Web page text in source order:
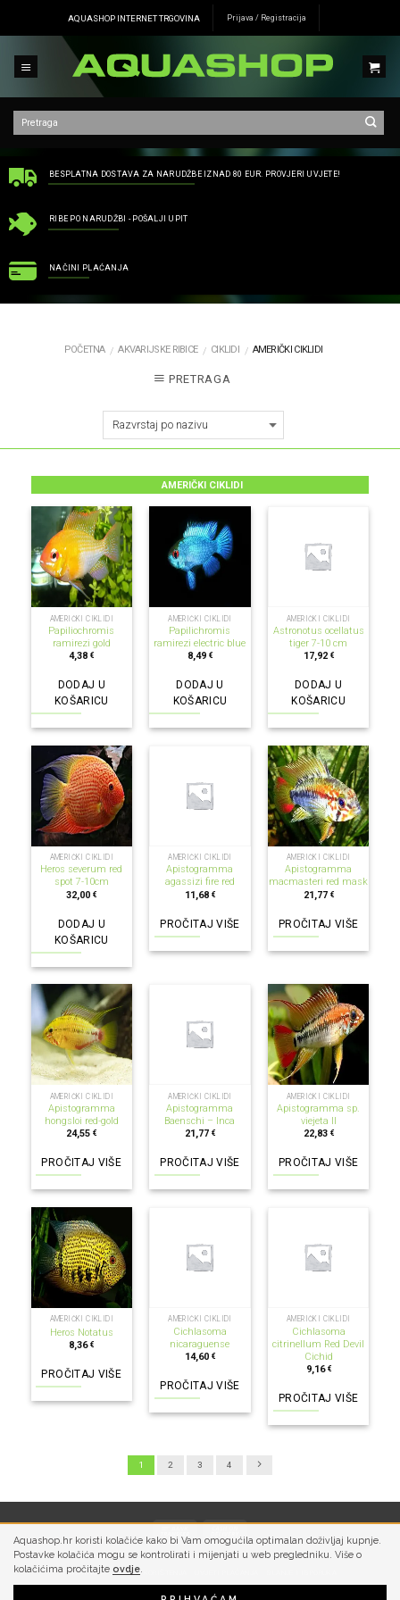
Aquashop.hr koristi kolačiće kako bi Vam omogućila optimalan doživljaj kupnje.
Postavke kolačića mogu se kontrolirati i mijenjati u web pregledniku. Više o
kolačićima pročitajte ovdje
AQUASHOP INTERNET TRGOVINA Prijava / Registracija
BESPLATNA DOSTAVA ZA NARUDŽBE IZNAD 80 EUR. PROVJERI UVJETE!
RIBE PO NARUDŽBI - POŠALJI UPIT
NAČINI PLAĆANJA
POČETNA / AKVARIJSKE RIBICE / CIKLIDI / AMERIČKI CIKLIDI
PRETRAGA
AMERIČKI CIKLIDI
AMERIČKI CIKLIDI
Papiliochromis
ramirezi gold
4,38€
DODAJ U
KOŠARICU
AMERIČKI CIKLIDI
Papilichromis
ramirezi electric blue
8,49 €
DODAJ U
KOŠARICU
AMERIČKI CIKLIDI
Astronotus ocellatus
tiger 7-10 cm
17,92 €
DODAJ U
KOŠARICU
AMERIČKI CIKLIDI
Heros severum red
spot 7-10cm
32,00€
DODAJ U
KOŠARICU
NEMA NA ZALIHI
AMERIČKI CIKLIDI
Apistogramma
agassizi fire red
11,68 €
PROČITAJ VIŠE
NEMA NA ZALIHI
AMERIČKI CIKLIDI
Apistogramma
macmasteri red mask
21,77 €
PROČITAJ VIŠE
NEMA NA ZALIHI
AMERIČKI CIKLIDI
Apistogramma
hongsloi red-gold
24,55€
PROČITAJ VIŠE
NEMA NA ZALIHI
AMERIČKI CIKLIDI
Apistogramma
Baenschi – Inca
21,77 €
PROČITAJ VIŠE
NEMA NA ZALIHI
AMERIČKI CIKLIDI
Apistogramma sp.
viejeta II
22,83 €
PROČITAJ VIŠE
NEMA NA ZALIHI
AMERIČKI CIKLIDI
Heros Notatus
8,36€
PROČITAJ VIŠE
NEMA NA ZALIHI
AMERIČKI CIKLIDI
Cichlasoma
nicaraguense
14,60 €
PROČITAJ VIŠE
NEMA NA ZALIHI
AMERIČKI CIKLIDI
Cichlasoma
citrinellum Red Devil
Cichid
9,16 €
PROČITAJ VIŠE
1 2 3 4
PRIVATNOST UVJETI KORIŠTENJA